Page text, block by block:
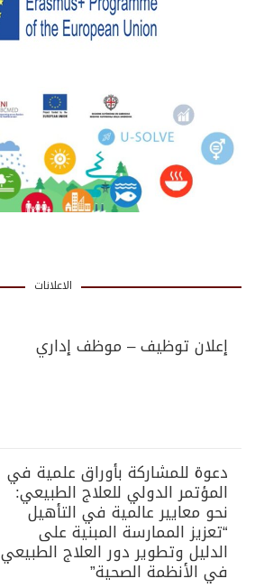
الاعلانات
إعلان توظيف – موظف إداري
دعوة للمشاركة بأوراق علمية في
المؤتمر الدولي للعلاج الطبيعي:
نحو معايير عالمية في التأهيل
“تعزيز الممارسة المبنية على
الدليل وتطوير دور العلاج الطبيعي
في الأنظمة الصحية”